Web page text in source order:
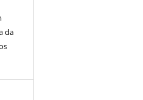
da